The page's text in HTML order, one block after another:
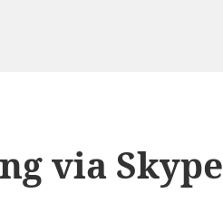
via Skype